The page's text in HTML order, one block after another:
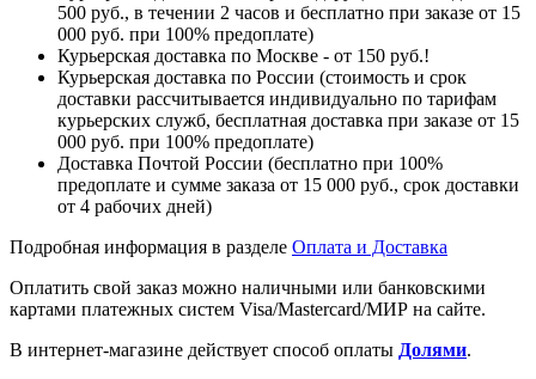
500 руб., в течении 2 часов и бесплатно при заказе от 15
000 руб. при 100% предоплате)
Курьерская доставка по Москве - от 150 руб.!
Курьерская доставка по России (стоимость и срок
доставки рассчитывается индивидуально по тарифам
курьерских служб, бесплатная доставка при заказе от 15
000 руб. при 100% предоплате)
Доставка Почтой России (бесплатно при 100%
предоплате и сумме заказа от 15 000 руб., срок доставки
от 4 рабочих дней)
Подробная информация в разделе Оплата и Доставка
Оплатить свой заказ можно наличными или банковскими
картами платежных систем Visa/Mastercard/МИР на сайте.
В интернет-магазине действует способ оплаты Долями.